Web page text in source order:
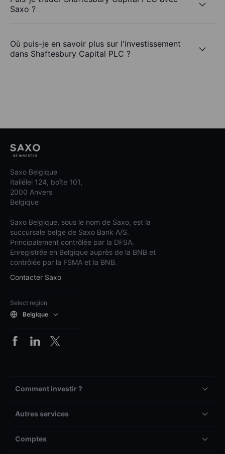
Saxo ?
Où puis-je en savoir plus sur l'investissement
dans Shaftesbury Capital PLC ?
Saxo Belgique
Italiëlei 124, boîte 101,
2000 Anvers
Belgique
Saxo Belgique, sous le nom de Saxo, est la
succursale belge de Saxo Bank A/S.
Principalement contrôlée par la DFSA.
Enregistrée en Belgique auprès de la BNB et
contrôlée par la FSMA et la BNB.
Contacter Saxo
Select region
Belgique
Comment investir ?
Autres services
Comptes